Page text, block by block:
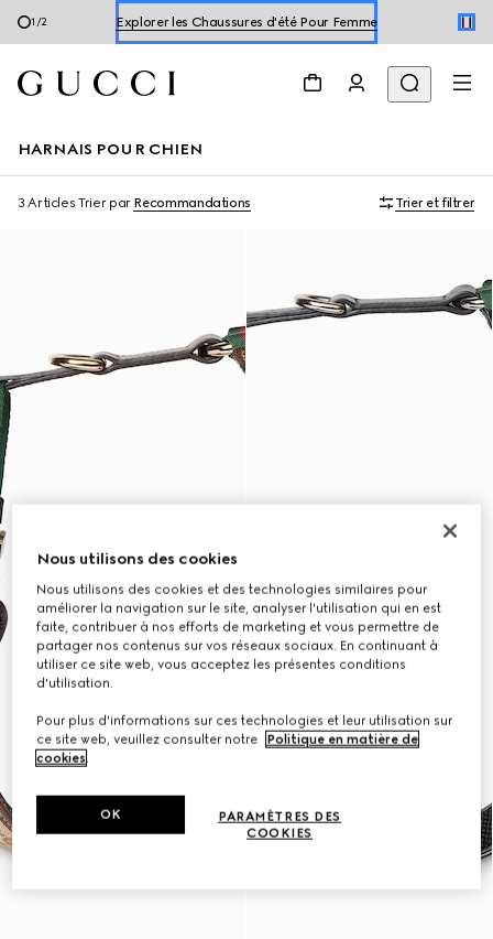
2 /2 Explorer les Chaussures d'été Pour Femme
HARNAIS POUR CHIEN
3 Articles Trier par Recommandations Trier et filtrer
Nous utilisons des cookies
Nous utilisons des cookies et des technologies similaires pour
améliorer la navigation sur le site, analyser l'utilisation qui en est
faite, contribuer à nos efforts de marketing et vous permettre de
partager nos contenus sur vos réseaux sociaux. En continuant à
utiliser ce site web, vous acceptez les présentes conditions
d'utilisation.
Pour plus d'informations sur ces technologies et leur utilisation sur
ce site web, veuillez consulter notre
Politique en matière de
cookies.
PARAMÈTRES DES
COOKIES
OK